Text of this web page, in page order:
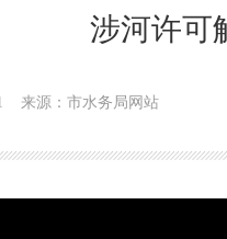
涉河许可
来源：市水务局网站